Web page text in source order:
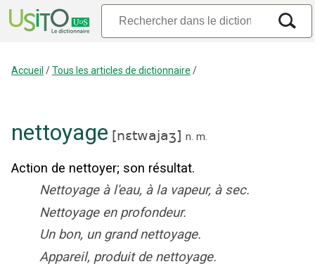
Accueil /Tous les articles de dictionnaire /
nettoyage [nɛtwajaʒ] n. m.
Action de nettoyer; son résultat.
Nettoyage à l'eau, à la vapeur, à sec.
Nettoyage en profondeur.
Un bon, un grand nettoyage.
Appareil, produit de nettoyage.